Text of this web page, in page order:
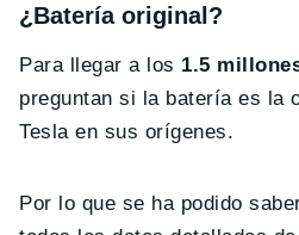
¿Batería original?
Para llegar a los 1.5
preguntan si la batería es la
Tesla en sus orígenes.
Por lo que se ha podido